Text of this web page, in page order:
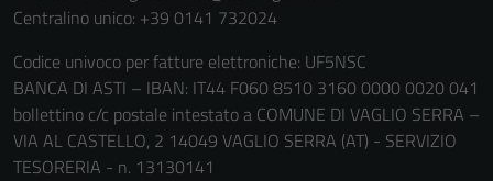
Centralino unico: +39 0141 732024
Codice univoco per fatture elettroniche: UF5NSC
BANCA DI ASTI – IBAN: IT44 F060 8510 3160 0000 0020 041
bollettino c/c postale intestato a COMUNE DI VAGLIO SERRA –
VIA AL CASTELLO, 2 14049 VAGLIO SERRA (AT) - SERVIZIO
TESORERIA - n. 13130141
personali.